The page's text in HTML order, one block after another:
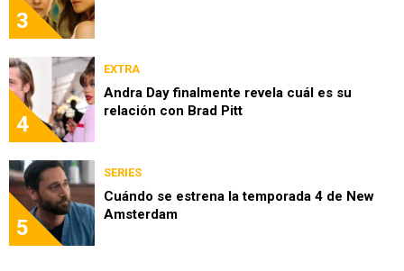
3
4
EXTRA
Andra Day finalmente revela cuál es su
relación con Brad Pitt
5
SERIES
Cuándo se estrena la temporada 4 de New
Amsterdam